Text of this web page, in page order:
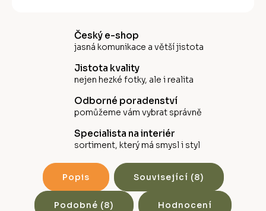
Český e-shop
jasná komunikace a větší jistota
Jistota kvality
nejen hezké fotky, ale i realita
Odborné poradenství
pomůžeme vám vybrat správně
Specialista na interiér
sortiment, který má smysl i styl
Popis Související (8)
Podobné (8) Hodnocení